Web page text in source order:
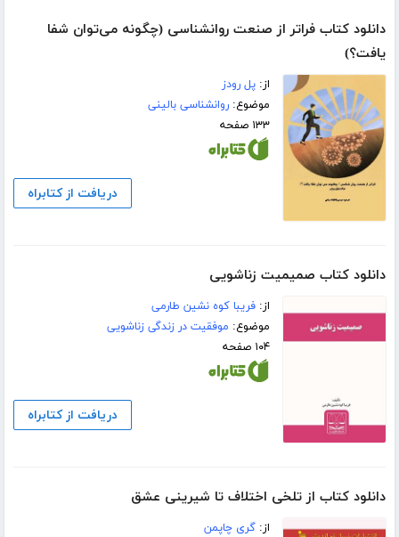
دانلود کتاب فراتر از صنعت روانشناسی (چگونه می‌توان شفا
یافت؟)
از:پل رودز
موضوع:روانشناسی بالینی
۱۳۳ صفحه
دریافت از کتابراه
دانلود کتاب صمیمیت زناشویی
از:فریبا کوه نشین طارمی
موضوع: موفقیت در زندگی زناشویی
۱۰۴ صفحه
دریافت از کتابراه
دانلود کتاب از تلخی اختلاف تا شیرینی عشق
از:گری چاپمن